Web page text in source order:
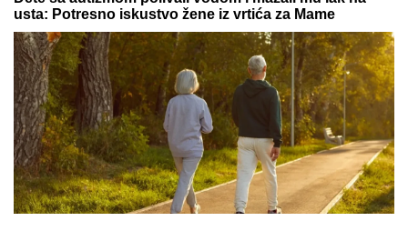
Zbog toga su najbolja tajna služba
na svetu: Evo kako Mosad
funkcioniše i gradi mreže